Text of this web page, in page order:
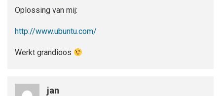
Oplossing van mij:
http://www.ubuntu.com/
Werkt grandioos
jan